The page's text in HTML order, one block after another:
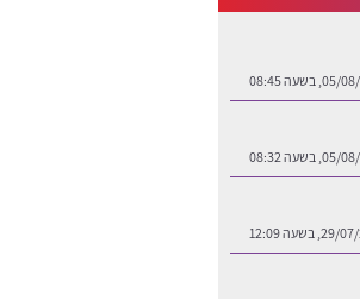
בשעה 08:45
בשעה 08:32
בשעה 12:09